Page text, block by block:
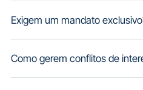
Exigem um mandato
Como gerem conflitos de